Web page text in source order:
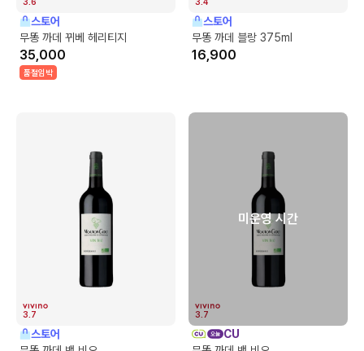
스토어
무똥 까데 뀌베 헤리티지
35,000
품절임박
스토어
무똥 까데 블랑 375ml
16,900
3.7
스토어
미운영 시간
3.7
CU